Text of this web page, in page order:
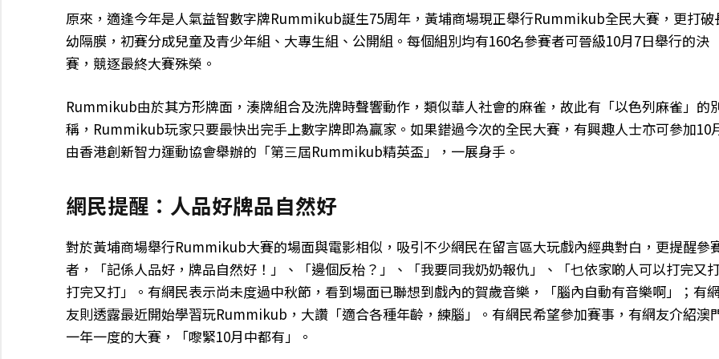
原來，適逢今年是人氣益智數字牌Rummikub誕生75周年，黃埔商場現正舉行Rummikub全民大賽，更打破
幼隔膜，初賽分成兒童及青少年組、大專生組、公開組。每個組別均有160名參賽者可晉級10月7日舉行的決
賽，競逐最終大賽殊榮。
Rummikub由於其方形牌面，湊牌組合及洗牌時聲響動作，類似華人社會的麻雀，故此有「以色列麻雀」的
稱，Rummikub玩家只要最快出完手上數字牌即為贏家。如果錯過今次的全民大賽，有興趣人士亦可參加10
由香港創新智力運動協會舉辦的「第三屆Rummikub精英盃」，一展身手。
網民提醒：人品好牌品自然好
對於黃埔商場舉行Rummikub大賽的場面與電影相似，吸引不少網民在留言區大玩戲內經典對白，更提醒參
者，「記係人品好，牌品自然好！」、「邊個反枱？」、「我要同我奶奶報仇」、「乜依家啲人可以打完又
打完又打」。有網民表示尚未度過中秋節，看到場面已聯想到戲內的賀歲音樂，「腦內自動有音樂啊」；有
友則透露最近開始學習玩Rummikub，大讚「適合各種年齡，練腦」。有網民希望參加賽事，有網友介紹澳
一年一度的大賽，「嚟緊10月中都有」。